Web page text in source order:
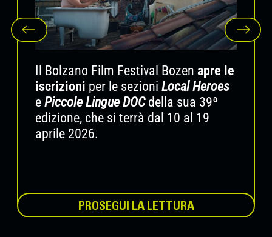
2026
Unisciti a noi e vivi il 39. Bolzano Film
Info:volunteers@filmfestival.bz.it
Il Bolzano Film Festival Bozenapre le
iscrizioni per le sezioniLocal Heroes
ePiccole Lingue DOCdella sua 39ª
edizione, che si terrà dal 10 al 19
aprile 2026.
PROSEGUI LA LETTURA